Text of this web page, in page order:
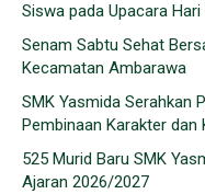
Siswa pada Upacara
Senam Sabtu Sehat
Kecamatan Ambarawa
SMK Yasmida Serahkan
Pembinaan Karakter dan
525 Murid Baru SMK
Ajaran 2026/2027